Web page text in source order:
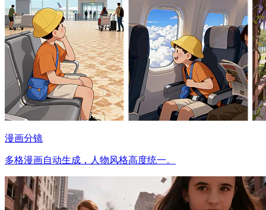
漫画分镜
多格漫画自动生成，人物风格高度统一。